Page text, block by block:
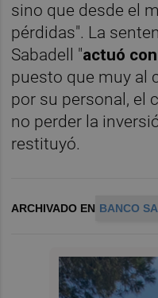
sino que desde el
pérdidas". La
Sabadell "actuó
puesto que muy al
por su personal, el
no perder la
restituyó.
ARCHIVADO EN BANCO